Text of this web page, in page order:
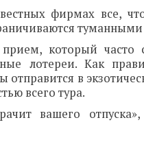
фирмах все,
который часто
лотереи. Как
в
всего тура.
вашего отпуска»,